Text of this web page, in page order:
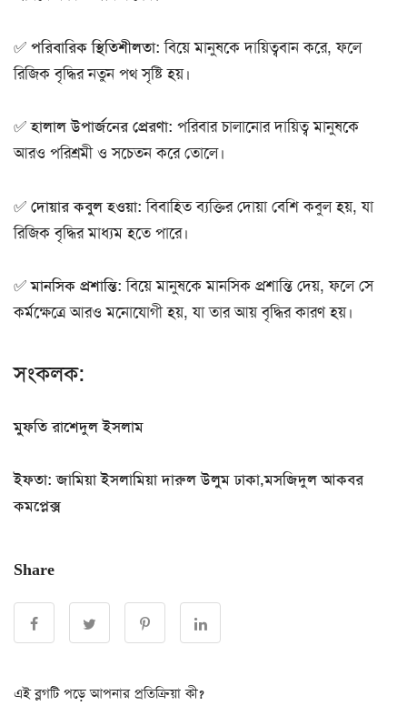
✅ পরিবারিক স্থিতিশীলতা: বিয়ে মানুষকে দায়িত্ববান করে, ফলে
রিজিক বৃদ্ধির নতুন পথ সৃষ্টি হয়।
✅হালাল উপার্জনের প্রেরণা: পরিবার চালানোর দায়িত্ব মানুষকে
আরও পরিশ্রমী ও সচেতন করে তোলে।
✅ দোয়ার কবুল হওয়া: বিবাহিত ব্যক্তির দোয়া বেশি কবুল হয়, যা
রিজিক বৃদ্ধির মাধ্যম হতে পারে।
✅মানসিক প্রশান্তি: বিয়ে মানুষকে মানসিক প্রশান্তি দেয়, ফলে সে
কর্মক্ষেত্রে আরও মনোযোগী হয়, যা তার আয় বৃদ্ধির কারণ হয়।
সংকলক:
মুফতি রাশেদুল ইসলাম
ইফতা: জামিয়া ইসলামিয়া দারুল উলুম ঢাকা,মসজিদুল আকবর
কমপ্লেক্স
Share
এই ব্লগটি পড়ে আপনার প্রতিক্রিয়া কী?